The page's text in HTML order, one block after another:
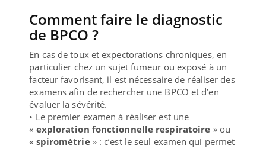
Comment faire le diagnostic
de BPCO ?
En cas de toux et expectorations chroniques, en
particulier chez un sujet fumeur ou exposé à un
facteur favorisant, il est nécessaire de réaliser des
examens afin de rechercher une BPCO et d’en
évaluer la sévérité.
• Le premier examen à réaliser est une
« exploration fonctionnelle respiratoire » ou
« spirométrie » : c’est le seul examen qui permet